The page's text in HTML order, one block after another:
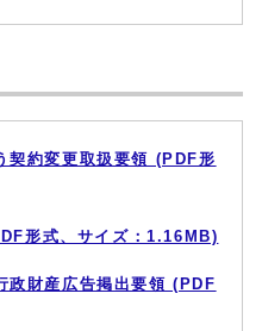
契約変更取扱要領 (PDF形
形式、サイズ：1.16MB)
政財産広告掲出要領 (PDF